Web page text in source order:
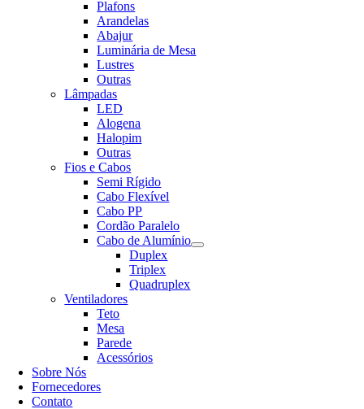
Plafons
Arandelas
Abajur
Luminária de Mesa
Lustres
Outras
Lâmpadas
LED
Alogena
Halopim
Outras
Fios e Cabos
Semi Rígido
Cabo Flexível
Cabo PP
Cordão Paralelo
Cabo de Alumínio
Duplex
Triplex
Quadruplex
Ventiladores
Teto
Mesa
Parede
Acessórios
Sobre Nós
Fornecedores
Contato